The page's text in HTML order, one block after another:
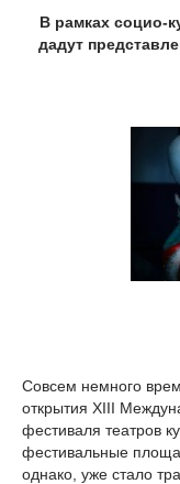
В рамках социо-
дадут
Совсем немного
открытия XIII
фестиваля театров
фестивальные
однако, уже стало